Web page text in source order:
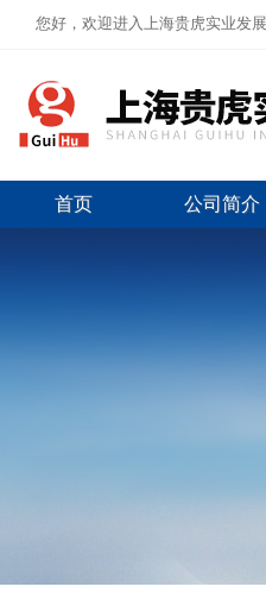
您好，欢迎进入上海贵虎实业发
首页 公司简介